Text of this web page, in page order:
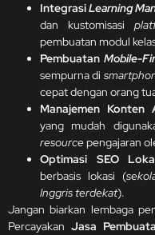
IntegrasiLearning
dan kustomisasi
pembuatan modul
PembuatanMobile-
sempurna di
cepat dengan orang
Manajemen Konten
yang mudah
resourcepengajaran
Optimasi SEO
berbasis lokasi (
Inggris terdekat).
Jangan biarkan lembaga
Percayakan Jasa